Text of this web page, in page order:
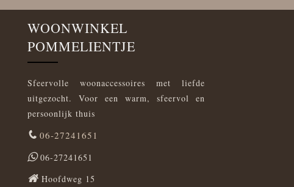
WOONWINKEL
POMMELIENTJE
Sfeervolle woonaccessoires met liefde
uitgezocht. Voor een warm, sfeervol en
persoonlijk thuis
06-27241651
06-27241651
Hoofdweg 15